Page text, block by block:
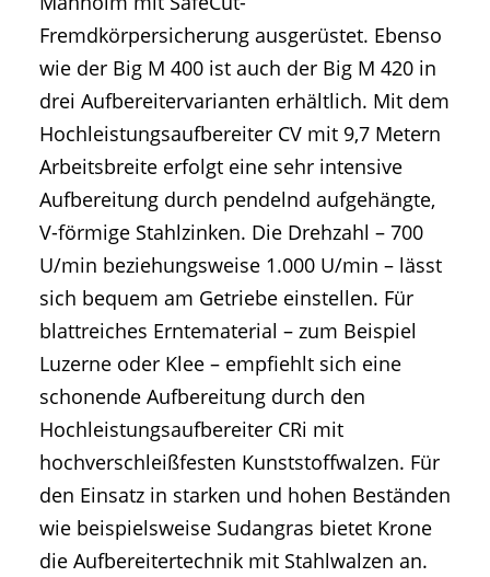
Fremdkörpersicherung ausgerüstet. Ebenso
wie der Big M 400 ist auch der Big M 420 in
drei Aufbereitervarianten erhältlich. Mit dem
Hochleistungsaufbereiter CV mit 9,7 Metern
Arbeitsbreite erfolgt eine sehr intensive
Aufbereitung durch pendelnd aufgehängte,
V-förmige Stahlzinken. Die Drehzahl – 700
U/min beziehungsweise 1.000 U/min – lässt
sich bequem am Getriebe einstellen. Für
blattreiches Erntematerial – zum Beispiel
Luzerne oder Klee – empfiehlt sich eine
schonende Aufbereitung durch den
Hochleistungsaufbereiter CRi mit
hochverschleißfesten Kunststoffwalzen. Für
den Einsatz in starken und hohen Beständen
wie beispielsweise Sudangras bietet Krone
die Aufbereitertechnik mit Stahlwalzen an.